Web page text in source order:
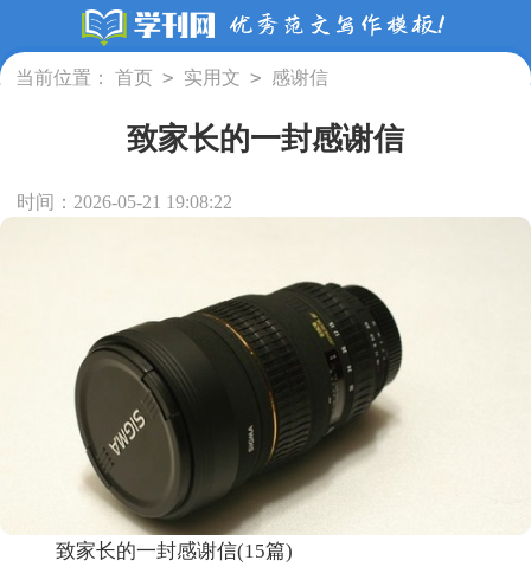
当前位置： 首页 > 实用文 > 感谢信
致家长的一封感谢信
时间：2026-05-21 19:08:22
致家长的一封感谢信(15篇)